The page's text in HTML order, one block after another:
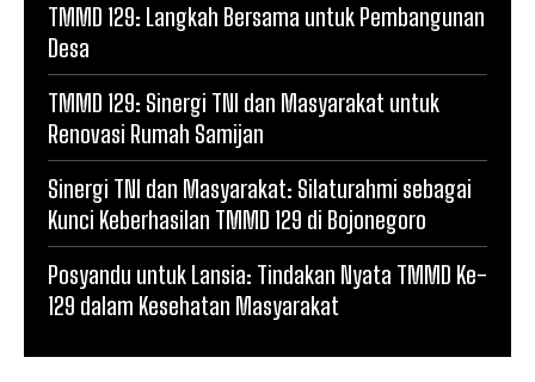
TMMD 129: Langkah Bersama untuk Pembangunan
Desa
TMMD 129: Sinergi TNI dan Masyarakat untuk
Renovasi Rumah Samijan
Sinergi TNI dan Masyarakat: Silaturahmi sebagai
Kunci Keberhasilan TMMD 129 di Bojonegoro
Posyandu untuk Lansia: Tindakan Nyata TMMD Ke-
129 dalam Kesehatan Masyarakat